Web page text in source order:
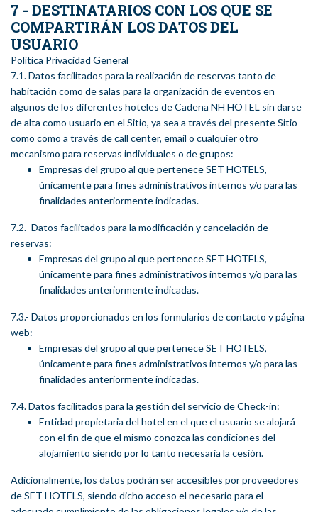
7 - DESTINATARIOS CON LOS QUE SE
COMPARTIRÁN LOS DATOS DEL
USUARIO
Política Privacidad General
7.1. Datos facilitados para la realización de reservas tanto de
habitación como de salas para la organización de eventos en
algunos de los diferentes hoteles de Cadena NH HOTEL sin darse
de alta como usuario en el Sitio, ya sea a través del presente Sitio
como como a través de call center, email o cualquier otro
mecanismo para reservas individuales o de grupos:
Empresas del grupo al que pertenece SET HOTELS,
únicamente para fines administrativos internos y/o para las
finalidades anteriormente indicadas.
7.2.- Datos facilitados para la modificación y cancelación de
reservas:
Empresas del grupo al que pertenece SET HOTELS,
únicamente para fines administrativos internos y/o para las
finalidades anteriormente indicadas.
7.3.- Datos proporcionados en los formularios de contacto y página
web:
Empresas del grupo al que pertenece SET HOTELS,
únicamente para fines administrativos internos y/o para las
finalidades anteriormente indicadas.
7.4. Datos facilitados para la gestión del servicio de Check-in:
Entidad propietaria del hotel en el que el usuario se alojará
con el fin de que el mismo conozca las condiciones del
alojamiento siendo por lo tanto necesaria la cesión.
Adicionalmente, los datos podrán ser accesibles por proveedores
de SET HOTELS, siendo dicho acceso el necesario para el